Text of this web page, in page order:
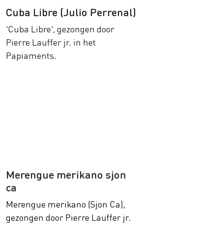
Cuba Libre (Julio Perrenal)
'Cuba Libre', gezongen door
Pierre Lauffer jr. in het
Papiaments.
Merengue merikano sjon
ca
Merengue merikano (Sjon Ca),
gezongen door Pierre Lauffer jr.